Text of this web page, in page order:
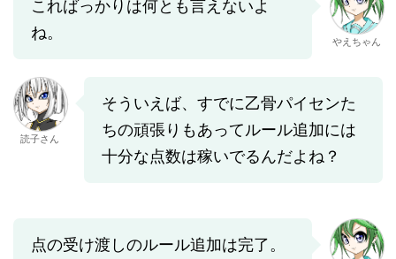
こればっかりは何とも言えないよ
ね。
やえちゃん
読子さん
そういえば、すでに乙骨パイセンた
ちの頑張りもあってルール追加には
十分な点数は稼いでるんだよね？
点の受け渡しのルール追加は完了。